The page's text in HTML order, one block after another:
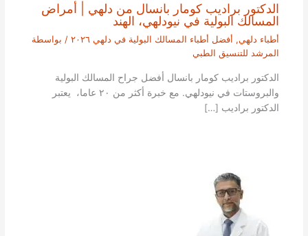
الدكتور براديب كومار بانسال من دلهي | أمراض
المسالك البولية في نيودلهي، الهند
أطباء دلهي, أفضل أطباء المسالك البولية في دلهي ٢٠٢٦
/ بواسطة
المرشد للتنسيق الطبي
الدكتور براديب كومار بانسال أفضل جراح المسالك البولية
والبروستات في نيودلهي. مع خبرة أكثر من ٢٠ عاما، يعتبر
الدكتور براديب […]